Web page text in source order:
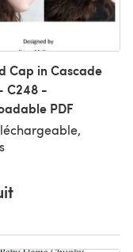
Cap in Cascade
C248 -
PDF